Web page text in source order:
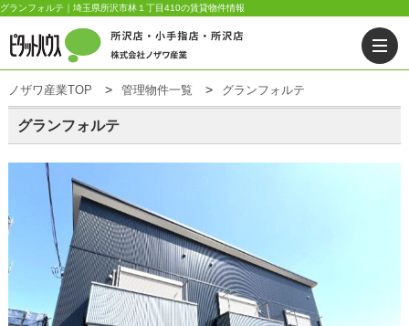
グランフォルテ｜埼玉県所沢市林１丁目410の賃貸物件情報
ノザワ産業TOP 管理物件一覧 グランフォルテ
グランフォルテ